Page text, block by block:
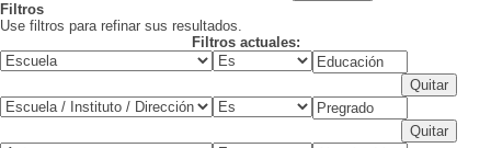
Filtros
Use filtros para refinar sus resultados.
Filtros actuales: